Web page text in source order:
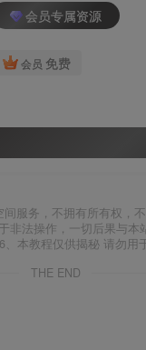
会员专属资源
会员 免费
服务，不拥有所有权，
法操作，一切后果与
本教程仅供揭秘 请勿用
THE END